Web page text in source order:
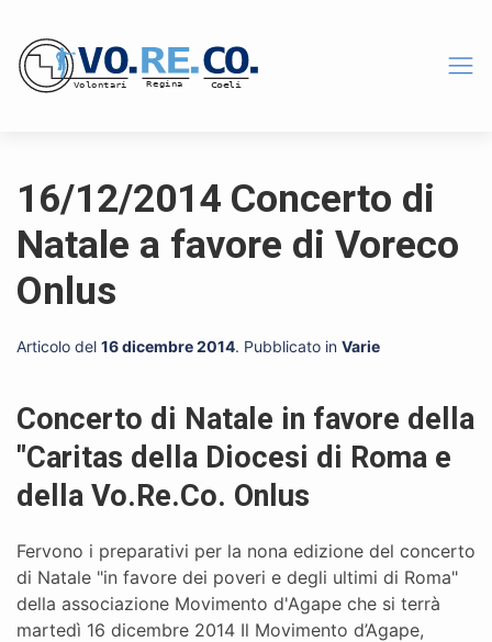
16/12/2014 Concerto di
Natale a favore di Voreco
Onlus
Articolo del 16 dicembre 2014. Pubblicato in Varie
Concerto di Natale in favore della
"Caritas della Diocesi di Roma e
della Vo.Re.Co. Onlus
Fervono i preparativi per la nona edizione del concerto
di Natale "in favore dei poveri e degli ultimi di Roma"
della associazione Movimento d'Agape che si terrà
martedì 16 dicembre 2014 Il Movimento d’Agape,